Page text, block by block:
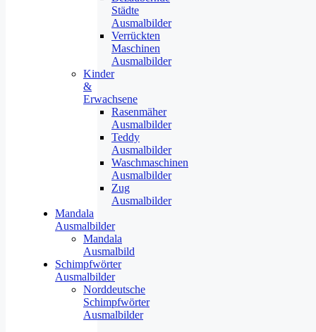
Städte
Ausmalbilder
Verrückten
Maschinen
Ausmalbilder
Kinder
&
Erwachsene
Rasenmäher
Ausmalbilder
Teddy
Ausmalbilder
Waschmaschinen
Ausmalbilder
Zug
Ausmalbilder
Mandala
Ausmalbilder
Mandala
Ausmalbild
Schimpfwörter
Ausmalbilder
Norddeutsche
Schimpfwörter
Ausmalbilder